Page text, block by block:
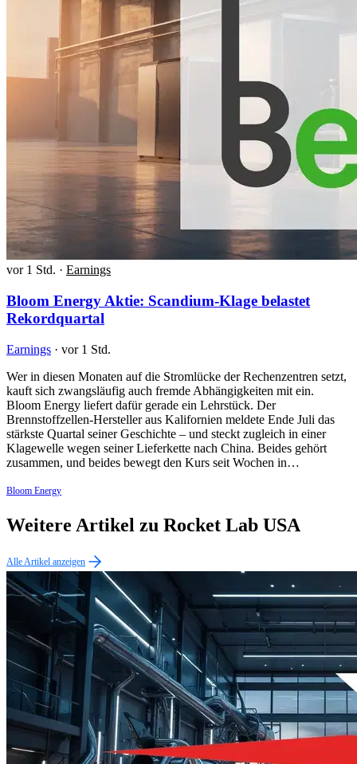
vor 1 Std. · Earnings
Bloom Energy Aktie: Scandium-Klage belastet
Rekordquartal
Earnings · vor 1 Std.
Wer in diesen Monaten auf die Stromlücke der Rechenzentren setzt,
kauft sich zwangsläufig auch fremde Abhängigkeiten mit ein.
Bloom Energy liefert dafür gerade ein Lehrstück. Der
Brennstoffzellen-Hersteller aus Kalifornien meldete Ende Juli das
stärkste Quartal seiner Geschichte – und steckt zugleich in einer
Klagewelle wegen seiner Lieferkette nach China. Beides gehört
zusammen, und beides bewegt den Kurs seit Wochen in…
Bloom Energy
Weitere Artikel zu Rocket Lab USA
Alle Artikel anzeigen